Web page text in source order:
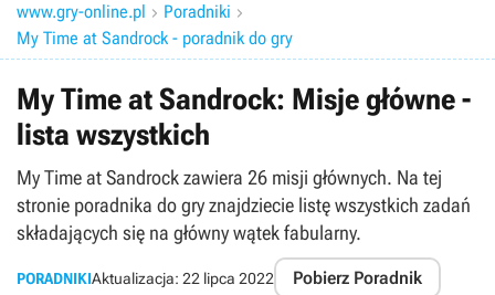
www.gry-online.pl  Poradniki 
My Time at Sandrock - poradnik do gry
My Time at Sandrock: Misje główne -
lista wszystkich
My Time at Sandrock zawiera 26 misji głównych. Na tej
stronie poradnika do gry znajdziecie listę wszystkich zadań
składających się na główny wątek fabularny.
PORADNIKIAktualizacja: 22 lipca 2022 Pobierz Poradnik